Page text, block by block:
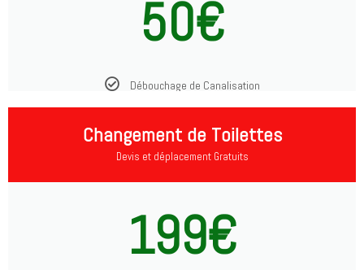
50€
Débouchage de Canalisation
Changement de Toilettes
Devis et déplacement Gratuits
199€